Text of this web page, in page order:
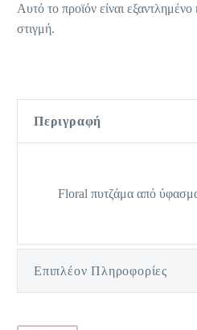
Αυτό το προϊόν είναι
στιγμή.
Περιγραφή
Floral πυτζάμα από
Επιπλέον Πληροφορίες